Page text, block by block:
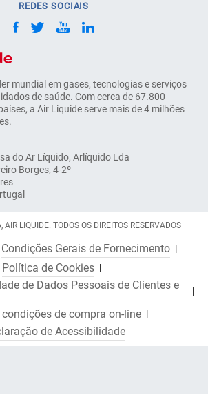
mundial em gases, tecnologias e serviços
de saúde. Com cerca de 67.800
a Air Liquide serve mais de 4 milhões
do Ar Líquido, Arlíquido Lda
Borges, 4-2º
REDES SOCIAIS
LIQUIDE. TODOS OS DIREITOS RESERVADOS
Condições Gerais de Fornecimento
Política de Cookies
de Dados Pessoais de Clientes e
condições de compra on-line
de Acessibilidade